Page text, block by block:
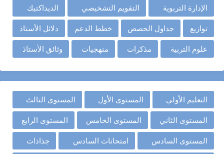
الإدارة التربوية التقويم التشخيصي الديداكتيك
توازيع جداول الحصص خطط الدعم دلائل الأستاذ
علوم التربية مذكرات منهجيات وثائق الأستاذ
التعليم الأولي المستوى الأول المستوى الثالث
المستوى الثاني المستوى الخامس المستوى الرابع
المستوى السادس امتحانات السادس جذاذات